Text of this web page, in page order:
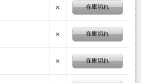
× 在庫切れ
× 在庫切れ
× 在庫切れ